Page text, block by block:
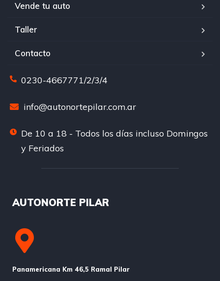
Vende tu auto
Taller
Contacto
0230-4667771/2/3/4
info@autonortepilar.com.ar
De 10 a 18 - Todos los días incluso Domingos
y Feriados
AUTONORTE PILAR
Panamericana Km 46,5 Ramal Pilar